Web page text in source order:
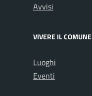
Avvisi
VIVERE IL COMUNE
Luoghi
Eventi